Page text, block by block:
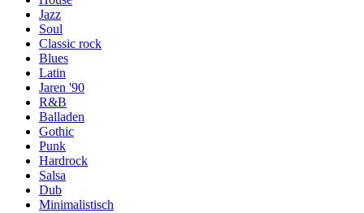
Jazz
Soul
Classic rock
Blues
Latin
Jaren '90
R&B
Balladen
Gothic
Punk
Hardrock
Salsa
Dub
Minimalistisch